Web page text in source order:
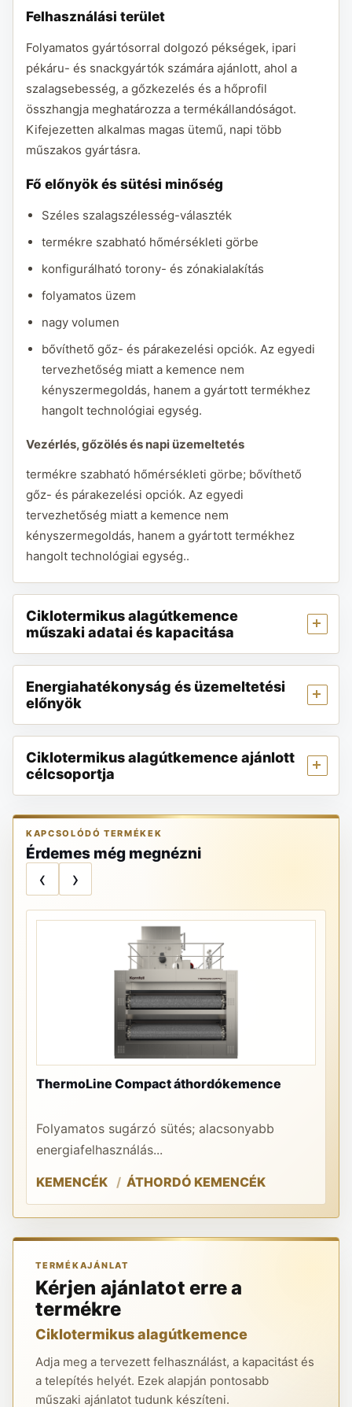
Felhasználási terület
Folyamatos gyártósorral dolgozó pékségek, ipari
pékáru- és snackgyártók számára ajánlott, ahol a
szalagsebesség, a gőzkezelés és a hőprofil
összhangja meghatározza a termékállandóságot.
Kifejezetten alkalmas magas ütemű, napi több
műszakos gyártásra.
Fő előnyök és sütési minőség
Széles szalagszélesség-választék
termékre szabható hőmérsékleti görbe
konfigurálható torony- és zónakialakítás
folyamatos üzem
nagy volumen
bővíthető gőz- és párakezelési opciók. Az egyedi
tervezhetőség miatt a kemence nem
kényszermegoldás, hanem a gyártott termékhez
hangolt technológiai egység.
Vezérlés, gőzölés és napi üzemeltetés
termékre szabható hőmérsékleti görbe; bővíthető
gőz- és párakezelési opciók. Az egyedi
tervezhetőség miatt a kemence nem
kényszermegoldás, hanem a gyártott termékhez
hangolt technológiai egység..
Ciklotermikus alagútkemence
műszaki adatai és kapacitása
Energiahatékonyság és üzemeltetési
előnyök
Ciklotermikus alagútkemence ajánlott
célcsoportja
KAPCSOLÓDÓ TERMÉKEK
Érdemes még megnézni
‹ ›
ThermoLine Compact áthordókemence
Folyamatos sugárzó sütés; alacsonyabb
energiafelhasználás...
KEMENCÉK ÁTHORDÓ KEMENCÉK
TERMÉKAJÁNLAT
Kérjen ajánlatot erre a
termékre
Ciklotermikus alagútkemence
Adja meg a tervezett felhasználást, a kapacitást és
a telepítés helyét. Ezek alapján pontosabb
műszaki ajánlatot tudunk készíteni.